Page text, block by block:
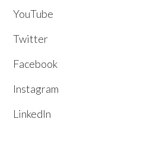
YouTube
Twitter
Facebook
Instagram
LinkedIn